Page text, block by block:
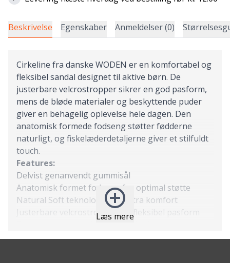
Beskrivelse Egenskaber Anmeldelser (0)
Læs mere
Cirkeline fra danske WODEN er en komfortabel og
fleksibel sandal designet til aktive børn. De
justerbare velcrostropper sikrer en god pasform,
mens de bløde materialer og beskyttende puder
giver en behagelig oplevelse hele dagen. Den
anatomisk formede fodseng støtter fødderne
naturligt, og fiskelæderdetaljerne giver et stilfuldt
touch.
Features:
Delvist genanvendt gummisål
Anatomisk formet fodseng for optimal støtte
Natural Soft teknologi for ekstra komfort
Justerbare velcrostropper for fleksibel pasform
Specs: